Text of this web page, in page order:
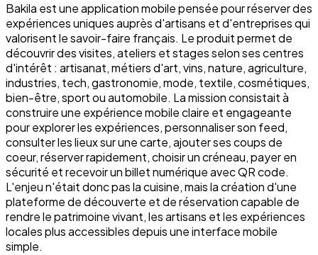
Bakila est une application mobile pensée pour réserver des
expériences uniques auprès d'artisans et d'entreprises qui
valorisent le savoir-faire français. Le produit permet de
découvrir des visites, ateliers et stages selon ses centres
d'intérêt : artisanat, métiers d'art, vins, nature, agriculture,
industries, tech, gastronomie, mode, textile, cosmétiques,
bien-être, sport ou automobile. La mission consistait à
construire une expérience mobile claire et engageante
pour explorer les expériences, personnaliser son feed,
consulter les lieux sur une carte, ajouter ses coups de
coeur, réserver rapidement, choisir un créneau, payer en
sécurité et recevoir un billet numérique avec QR code.
L'enjeu n'était donc pas la cuisine, mais la création d'une
plateforme de découverte et de réservation capable de
rendre le patrimoine vivant, les artisans et les expériences
locales plus accessibles depuis une interface mobile
simple.